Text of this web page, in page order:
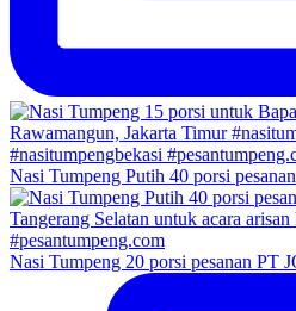
Nasi Tumpeng Putih 40 porsi
Nasi Tumpeng 20 porsi pesanan PT